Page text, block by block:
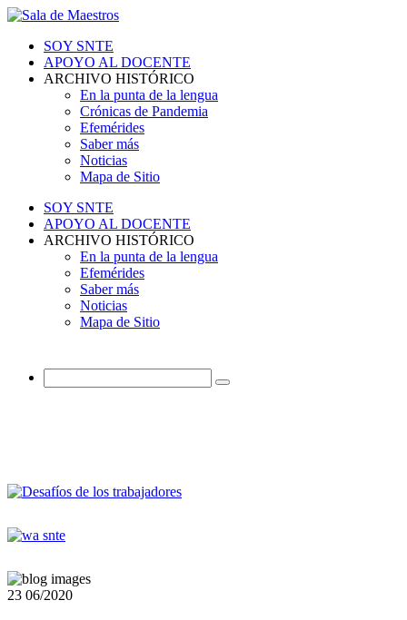
SOY SNTE
APOYO AL DOCENTE
ARCHIVO HISTÓRICO
En la punta de la lengua
Crónicas de Pandemia
Efemérides
Saber más
Noticias
Mapa de Sitio
SOY SNTE
APOYO AL DOCENTE
ARCHIVO HISTÓRICO
En la punta de la lengua
Efemérides
Saber más
Noticias
Mapa de Sitio
23 06/2020